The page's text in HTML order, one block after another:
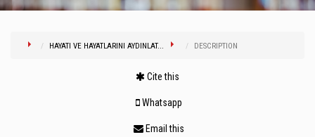
HAYATI VE HAYATLARINI AYDINLAT... DESCRIPTION
Cite this
Whatsapp
Email this